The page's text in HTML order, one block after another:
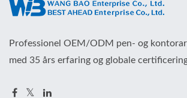
Professionel OEM/ODM pen- og
med 35 års erfaring og globale